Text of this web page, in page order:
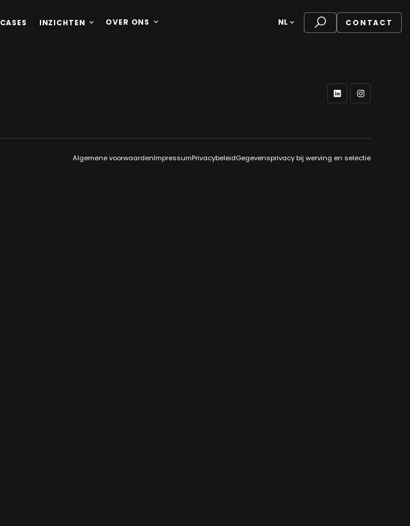
CASES INZICHTEN OVER ONS NL CONTACT
Algemene voorwaardenImpressumPrivacybeleidGegevensprivacy bij werving en selectie